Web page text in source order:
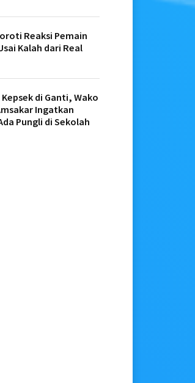
Reaksi Pemain
Kalah dari Real
di Ganti, Wako
Ingatkan
Pungli di Sekolah